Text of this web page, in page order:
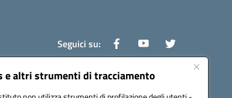
e altri strumenti di tracciamento
Seguici su: